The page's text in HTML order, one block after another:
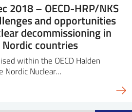
2018 – OECD-HRP/NKS
and opportunities
decommissioning in
Nordic countries
within the OECD Halden
Nordic Nuclear…